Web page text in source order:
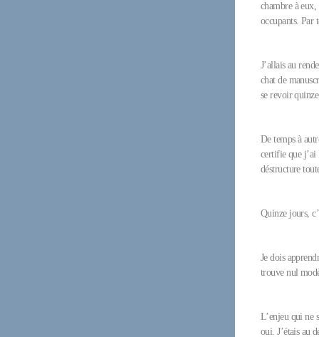
chambre à eux,
occupants. Par
J’allais au
chat de
se revoir
De temps à
certifie que j’ai
déstructure
Quinze jours,
Je dois
trouve nul
L’enjeu qui ne
oui. J’étais au